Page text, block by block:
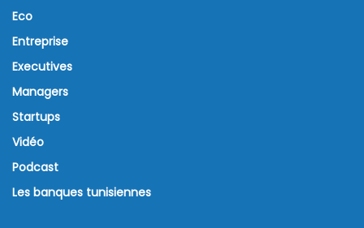
Eco
Entreprise
Executives
Managers
Startups
Vidéo
Podcast
Les banques tunisiennes